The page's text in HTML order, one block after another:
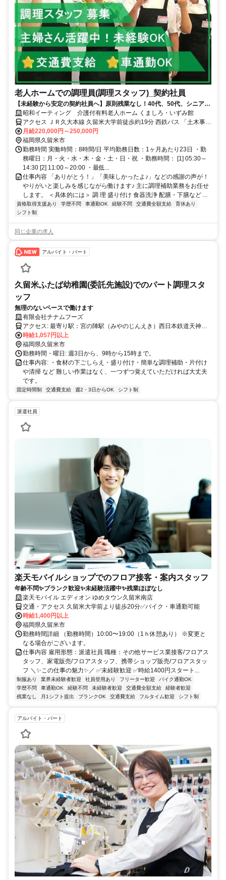
老人ホームでの調理員(調理スタッフ)_契約社員
【未経験から安定の契約社員へ】原則残業なし！40代、50代、シニア活
躍中！調理師免許がなくてもOK♪
昭和イーティング 介護付有料老人ホーム くましろ・いずみ館
アクセス ＪＲ久大本線 久留米大学前徒歩約19分 西鉄バス 「土木事務
所前」バス停より徒歩3分
月給220,000円～250,000円
福岡県久留米市
勤務時間 実働時間：8時間/日 平均勤務日数：1ヶ月あたり23日 ・勤
務曜日：月・火・水・木・金・土・日・祝 ・勤務時間： [1] 05:30～
14:30 [2] 11:00～20:00 ・最低...
仕事内容 「ありがとう！」「美味しかったよ♪」などの感謝の声が！
やりがいと楽しみを感じながら働けます♪ 主に調理補助業務をお任せ
します。 ＜具体的には＞ 調 理 盛り付け 食器洗浄 配膳・下膳など ...
資格取得支援あり 学歴不問 車通勤OK 経験不問 交通費全額支給
育休あり
シフト制
同じ企業の求人
アルバイト・パート
久留米ふたば幼稚園(委託先施設)でのパート調理スタ
ッフ
無理のないペースで働けます
有限会社チナムフーズ
アクセス: 最寄り駅：宮の陣駅（みやのじんえき）西日本鉄道天神大
牟田線・甘木線
時給1,057円以上
福岡県久留米市
勤務時間・曜日: 週3日から、9時から15時まで。
仕事内容: ・食材の下ごしらえ・盛り付け・簡単な調理補助・片付け
や清掃 など 難しい作業はなく、一つずつ覚えていただければ大丈夫
です。
固定時間制 交通費支給 週2・3日からOK シフト制
派遣社員
楽天モバイルショップでのフロア接客・案内スタッフ
年齢不問✨ブランク歓迎✨未経験活躍中✨残業ほぼなし
楽天モバイル エディオン ゆめタウン久留米南店
交通・アクセス 久留米大学前より徒歩20分✅バイク・車通勤可能
時給1,400円以上
福岡県久留米市
勤務時間詳細 （勤務時間）10:00〜19:00（1ｈ休憩あり） ※変更と
なる場合がございます。
仕事内容 雇用形態：派遣社員 職種：その他サービス業接客/フロアス
タッフ、家電販売/フロアスタッフ、携帯ショップ販売/フロアスタッ
フ ＼✨この仕事の魅力✨／ ✅未経験歓迎 ✅時給1400円スタート...
制服あり 業界未経験者歓迎 社員登用あり フリーター歓迎
バイク通勤OK
学歴不問
車通勤OK 経験不問 未経験者歓迎 交通費全額支給
経験者歓迎
残業なし
月1シフト提出 ブランクOK 交通費支給 フルタイム歓迎 シフト制
アルバイト・パート